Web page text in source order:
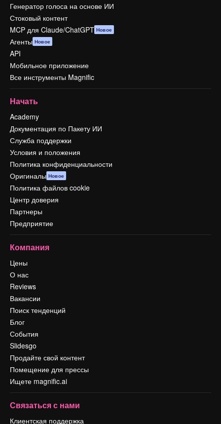
Генератор голоса на основе ИИ
Стоковый контент
MCP для Claude/ChatGPT Новое
Агенты Новое
API
Мобильное приложение
Все инструменты Magnific
Начать
Academy
Документация по Пакету ИИ
Служба поддержки
Условия и положения
Политика конфиденциальности
Оригиналы Новое
Политика файлов cookie
Центр доверия
Партнеры
Предприятие
Компания
Цены
О нас
Reviews
Вакансии
Поиск тенденций
Блог
События
Slidesgo
Продайте свой контент
Помещение для прессы
Ищете magnific.ai
Связаться с нами
Клиентская поддержка